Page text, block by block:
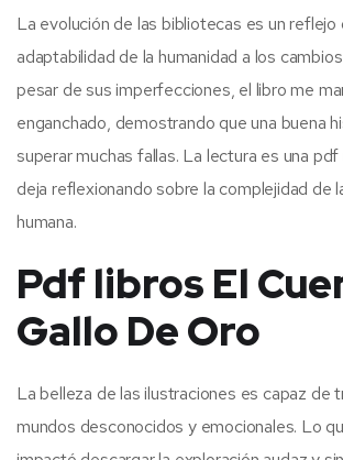
La evolución de las bibliotecas es un reflejo
adaptabilidad de la humanidad a los
pesar de sus imperfecciones, el libro me
enganchado, demostrando que una buena
superar muchas fallas. La lectura es una
deja reflexionando sobre la complejidad de
humana.
Pdf libros El
Gallo De Oro
La belleza de las ilustraciones es capaz de
mundos desconocidos y emocionales. Lo